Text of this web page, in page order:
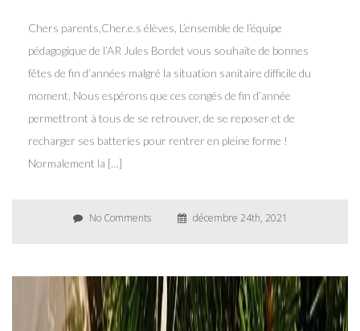
Chers parents,Cher.e.s élèves, L’ensemble de l’équipe
pédagogique de l’AR Jules Bordet vous souhaite de bonnes
fêtes de fin d’années malgré la situation sanitaire difficile du
moment. Nous espérons que ces congés de fin d’année
permettront à tous de se retrouver, de se reposer et de
recharger ses batteries pour rentrer en pleine forme !
Normalement la […]
No Comments décembre 24th, 2021